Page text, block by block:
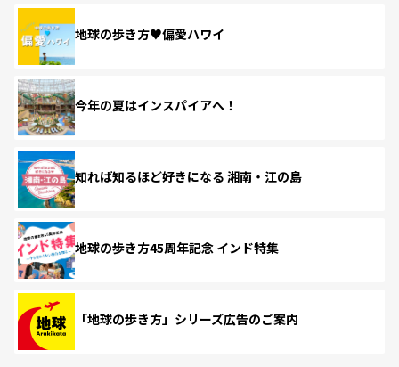
地球の歩き方♥偏愛ハワイ
今年の夏はインスパイアへ！
知れば知るほど好きになる 湘南・江の島
地球の歩き方45周年記念 インド特集
「地球の歩き方」シリーズ広告のご案内